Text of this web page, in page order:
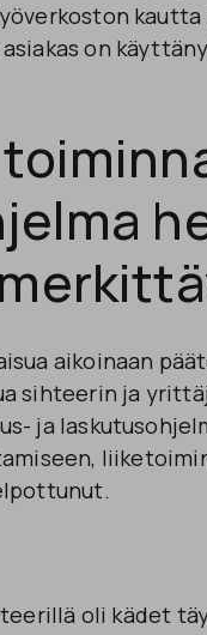
on
aikoinaan
sihteerin ja
ja
oli kädet